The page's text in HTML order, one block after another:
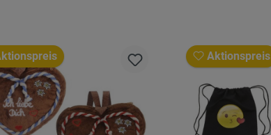
Aktionspreis